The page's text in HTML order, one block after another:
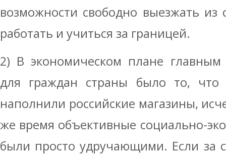
возможности свободно выезжать из
работать и учиться за границей.
2) В экономическом плане
для граждан страны было то, что
наполнили российские магазины,
же время объективные социально-
были просто удручающими. Если за